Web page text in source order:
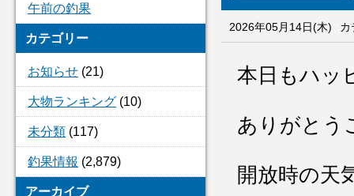
午前の釣果
カテゴリー
お知らせ (21)
大物ランキング (10)
未分類 (117)
釣果情報 (2,879)
アーカイブ
2026年05月14日(木) カ
本日もハッ
ありがとう
開放時の天